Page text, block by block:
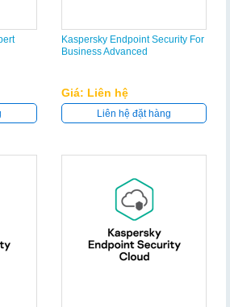
Kaspersky Endpoint Security For
Business Advanced
Giá: Liên hệ
Liên hệ đặt hàng